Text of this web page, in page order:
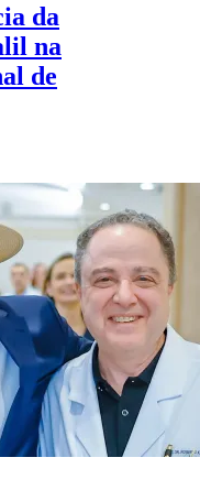
da
na
de